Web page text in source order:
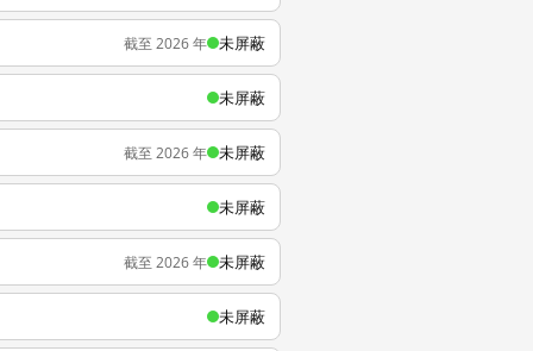
截至 2026 年 未屏蔽
未屏蔽
截至 2026 年 未屏蔽
未屏蔽
截至 2026 年 未屏蔽
未屏蔽